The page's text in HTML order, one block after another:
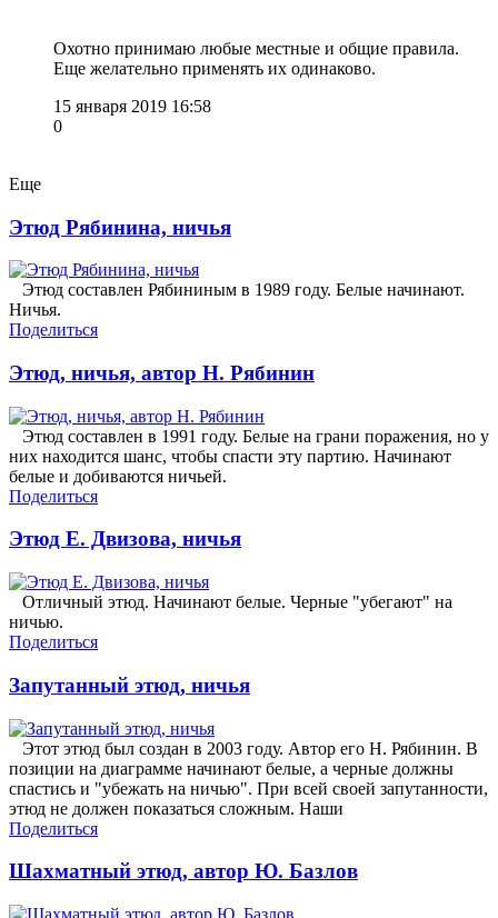
Охотно принимаю любые местные и общие правила.
Еще желательно применять их одинаково.
15 января 2019 16:58
0
Еще
Этюд Рябинина, ничья
Этюд составлен Рябининым в 1989 году. Белые начинают.
Ничья.
Поделиться
Этюд, ничья, автор Н. Рябинин
Этюд составлен в 1991 году. Белые на грани поражения, но у
них находится шанс, чтобы спасти эту партию. Начинают
белые и добиваются ничьей.
Поделиться
Этюд Е. Двизова, ничья
Отличный этюд. Начинают белые. Черные "убегают" на
ничью.
Поделиться
Запутанный этюд, ничья
Этот этюд был создан в 2003 году. Автор его Н. Рябинин. В
позиции на диаграмме начинают белые, а черные должны
спастись и "убежать на ничью". При всей своей запутанности,
этюд не должен показаться сложным. Наши
Поделиться
Шахматный этюд, автор Ю. Базлов